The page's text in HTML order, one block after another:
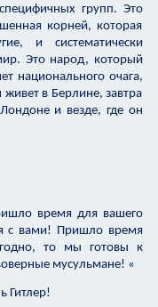
групп. Это
корней, которая
и систематически
Это народ, который
национального очага,
в Берлине, завтра
и везде, где он
время для вашего
с вами! Пришло время
то мы готовы к
мусульмане! «
Гитлер!